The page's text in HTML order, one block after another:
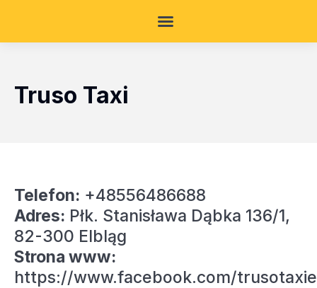
Truso Taxi
Telefon: +48556486688
Adres: Płk. Stanisława Dąbka 136/1,
82-300 Elbląg
Strona www:
https://www.facebook.com/